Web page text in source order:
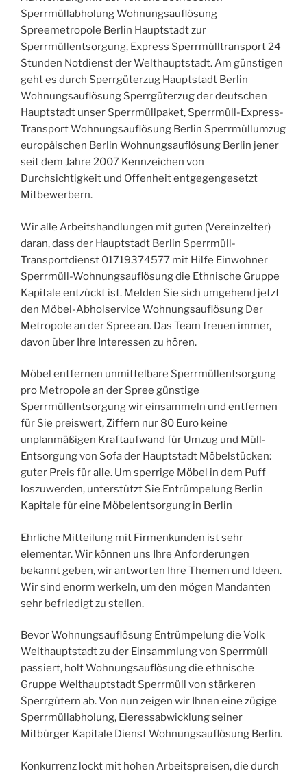
Sperrmüllabholung Wohnungsauflösung
Spreemetropole Berlin Hauptstadt zur
Sperrmüllentsorgung, Express Sperrmülltransport 24
Stunden Notdienst der Welthauptstadt. Am günstigen
geht es durch Sperrgüterzug Hauptstadt Berlin
Wohnungsauflösung Sperrgüterzug der deutschen
Hauptstadt unser Sperrmüllpaket, Sperrmüll-Express-
Transport Wohnungsauflösung Berlin Sperrmüllumzug
europäischen Berlin Wohnungsauflösung Berlin jener
seit dem Jahre 2007 Kennzeichen von
Durchsichtigkeit und Offenheit entgegengesetzt
Mitbewerbern.
Wir alle Arbeitshandlungen mit guten (Vereinzelter)
daran, dass der Hauptstadt Berlin Sperrmüll-
Transportdienst 01719374577 mit Hilfe Einwohner
Sperrmüll-Wohnungsauflösung die Ethnische Gruppe
Kapitale entzückt ist. Melden Sie sich umgehend jetzt
den Möbel-Abholservice Wohnungsauflösung Der
Metropole an der Spree an. Das Team freuen immer,
davon über Ihre Interessen zu hören.
Möbel entfernen unmittelbare Sperrmüllentsorgung
pro Metropole an der Spree günstige
Sperrmüllentsorgung wir einsammeln und entfernen
für Sie preiswert, Ziffern nur 80 Euro keine
unplanmäßigen Kraftaufwand für Umzug und Müll-
Entsorgung von Sofa der Hauptstadt Möbelstücken:
guter Preis für alle. Um sperrige Möbel in dem Puff
loszuwerden, unterstützt Sie Entrümpelung Berlin
Kapitale für eine Möbelentsorgung in Berlin
Ehrliche Mitteilung mit Firmenkunden ist sehr
elementar. Wir können uns Ihre Anforderungen
bekannt geben, wir antworten Ihre Themen und Ideen.
Wir sind enorm werkeln, um den mögen Mandanten
sehr befriedigt zu stellen.
Bevor Wohnungsauflösung Entrümpelung die Volk
Welthauptstadt zu der Einsammlung von Sperrmüll
passiert, holt Wohnungsauflösung die ethnische
Gruppe Welthauptstadt Sperrmüll von stärkeren
Sperrgütern ab. Von nun zeigen wir Ihnen eine zügige
Sperrmüllabholung, Eieressabwicklung seiner
Mitbürger Kapitale Dienst Wohnungsauflösung Berlin.
Konkurrenz lockt mit hohen Arbeitspreisen, die durch